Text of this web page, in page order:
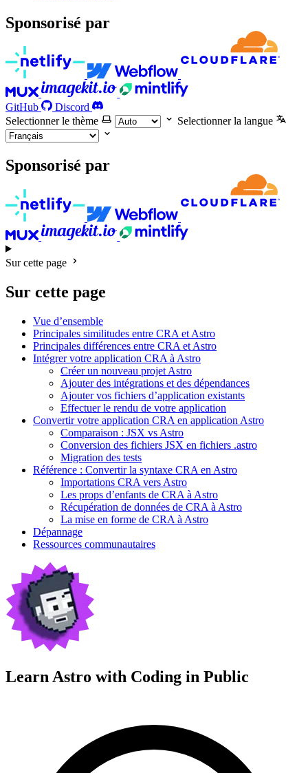
Sponsorisé par
GitHub
Discord
Selectionner le thème
Selectionner la langue
Sponsorisé par
Sur cette page
Sur cette page
Vue d’ensemble
Principales similitudes entre CRA et Astro
Principales différences entre CRA et Astro
Intégrer votre application CRA à Astro
Créer un nouveau projet Astro
Ajouter des intégrations et des dépendances
Ajouter vos fichiers d’application existants
Effectuer le rendu de votre application
Convertir votre application CRA en application Astro
Comparaison : JSX vs Astro
Conversion des fichiers JSX en fichiers .astro
Migration des tests
Référence : Convertir la syntaxe CRA en Astro
Importations CRA vers Astro
Les props d’enfants de CRA à Astro
Récupération de données de CRA à Astro
La mise en forme de CRA à Astro
Dépannage
Ressources communautaires
Learn Astro with Coding in Public